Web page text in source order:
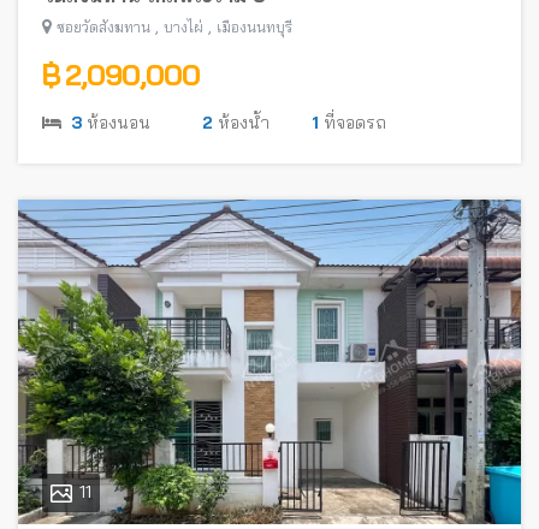
ซอยวัดสังฆทาน บางไผ่ เมืองนนทบุรี
฿ 2,090,000
3 ห้องนอน 2 ห้องน้ำ 1 ที่จอดรถ
11